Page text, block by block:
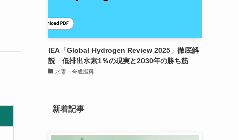
IEA「Global Hydrogen Review 2025」徹底解
説 低排出水素1％の現実と2030年の勝ち筋
水素・合成燃料
新着記事